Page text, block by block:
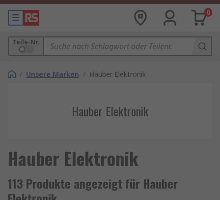
0
Teile-Nr.
/ Unsere Marken / Hauber Elektronik
Hauber Elektronik
Hauber Elektronik
113 Produkte angezeigt für Hauber